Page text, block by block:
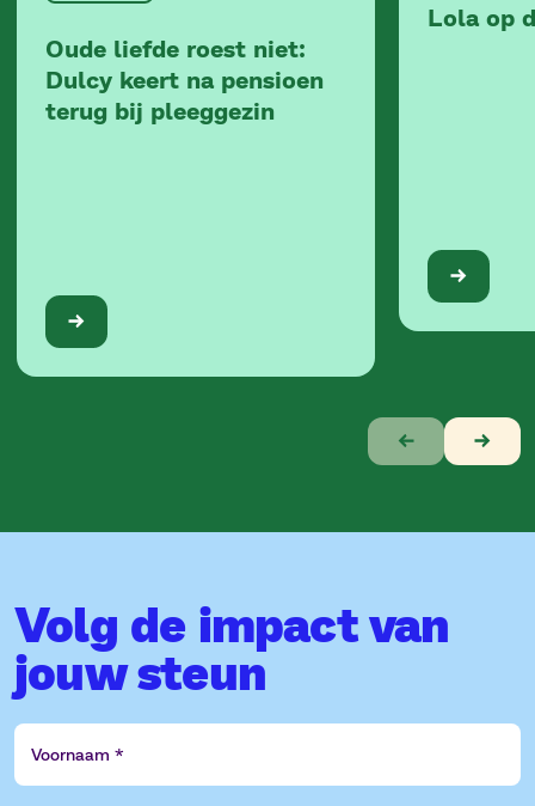
Oude liefde roest niet:
Dulcy keert na pensioen
terug bij pleeggezin
Lola op
Volg de impact van
jouw steun
Voornaam